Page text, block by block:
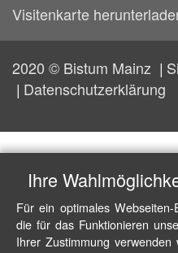
Visitenkarte
2020 © Bistum Mainz
Datenschutzerklärung
Ihre
Für ein optimales
die für das Funktionieren
Ihrer Zustimmung